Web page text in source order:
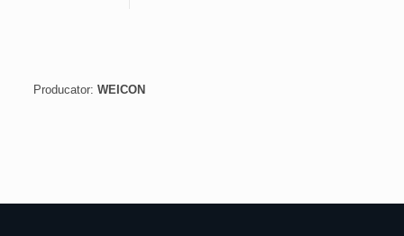
Producator: WEICON